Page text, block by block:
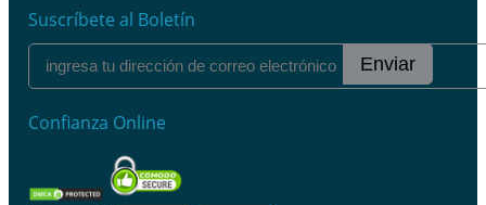
Suscríbete al Boletín
Enviar
Confianza Online